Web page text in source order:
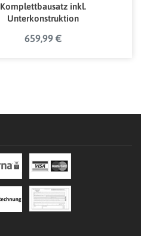
Komplettbausatz inkl.
Unterkonstruktion
659,99 €